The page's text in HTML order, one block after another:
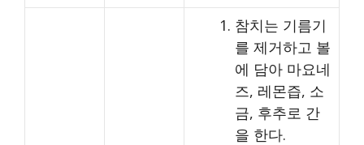
참치는 기름기
를 제거하고 볼
에 담아 마요네
즈, 레몬즙, 소
금, 후추로 간
을 한다.